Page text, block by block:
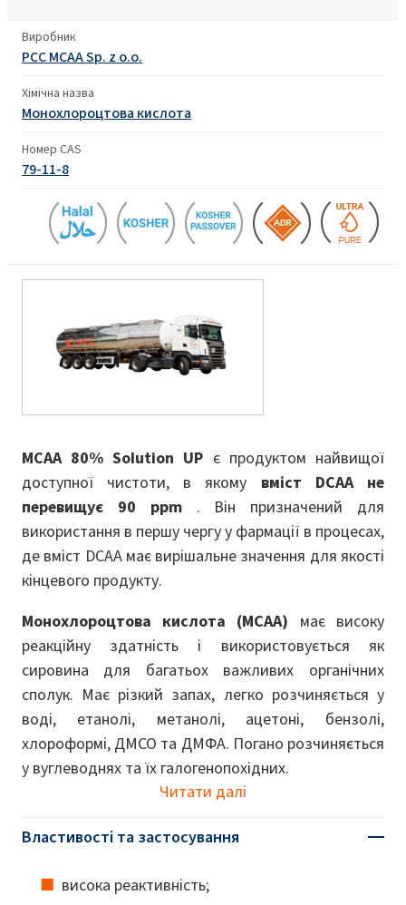
Виробник
PCC MCAA Sp. z o.o.
Хімічна назва
Монохлороцтова кислота
Номер CAS
79-11-8
MCAA 80% Solution UP є продуктом найвищої
доступної чистоти, в якому вміст DCAA не
перевищує 90 ppm. Він призначений для
використання в першу чергу у фармації в процесах,
де вміст DCAA має вирішальне значення для якості
кінцевого продукту.
Монохлороцтова кислота (MCAA) має високу
реакційну здатність і використовується як
сировина для багатьох важливих органічних
сполук. Має різкий запах, легко розчиняється у
воді, етанолі, метанолі, ацетоні, бензолі,
хлороформі, ДМСО та ДМФА. Погано розчиняється
у вуглеводнях та їх галогенопохідних.
Читати далі
Властивості та застосування
висока реактивність;